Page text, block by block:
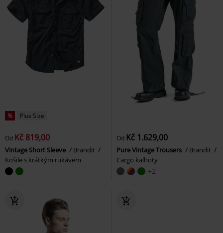
% Plus Size
Od Kč 819,00
Vintage Short Sleeve
Brandit
Košile s krátkým rukávem
Od Kč 1.629,00
Pure Vintage Trousers
Brandit
Cargo kalhoty
+2